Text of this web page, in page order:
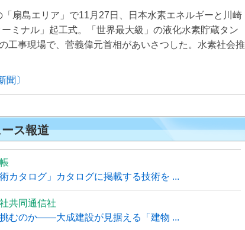
扇島エリア」で11月27日、日本水素エネルギーと川崎
ミナル」起工式。「世界最大級」の液化水素貯蔵タン
工事現場で、菅義偉元首相があいさつした。水素社会推
聞〕
ス報道
カタログ」カタログに掲載する技術を ...
共同通信社
むのか――大成建設が見据える「建物 ...